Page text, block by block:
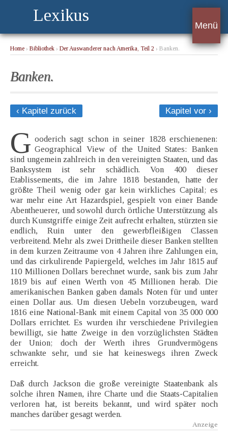
Lexikus
Menü
Home › Bibliothek › Der Auswanderer nach Amerika, Teil 2 › Banken.
Banken.
‹ Kapitel zurück Kapitel vor ›
G ooderich sagt schon in seiner 1828 erschienenen:
Geographical View of the United States: Banken
sind ungemein zahlreich in den vereinigten Staaten, und das
Banksystem ist sehr schädlich. Von 400 dieser
Etablissements, die im Jahre 1818 bestanden, hatte der
größte Theil wenig oder gar kein wirkliches Capital; es
war mehr eine Art Hazardspiel, gespielt von einer Bande
Abentheuerer, und sowohl durch örtliche Unterstützung als
durch Kunstgriffe einige Zeit aufrecht erhalten, stürzten sie
endlich, Ruin unter den gewerbfleißigen Classen
verbreitend. Mehr als zwei Drittheile dieser Banken stellten
in dem kurzen Zeitraume von 4 Jahren ihre Zahlungen ein,
und das cirkulirende Papiergeld, welches im Jahr 1815 auf
110 Millionen Dollars berechnet wurde, sank bis zum Jahr
1819 bis auf einen Werth von 45 Millionen herab. Die
amerikanischen Banken gaben damals Noten für und unter
einen Dollar aus. Um diesen Uebeln vorzubeugen, ward
1816 eine National-Bank mit einem Capital von 35 000 000
Dollars errichtet. Es wurden ihr verschiedene Privilegien
bewilligt, sie hatte Zweige in den vorzüglichsten Städten
der Union; doch der Werth ihres Grundvermögens
schwankte sehr, und sie hat keineswegs ihren Zweck
erreicht.
Daß durch Jackson die große vereinigte Staatenbank als
solche ihren Namen, ihre Charte und die Staats-Capitalien
verloren hat, ist bereits bekannt, und wird später noch
manches darüber gesagt werden.